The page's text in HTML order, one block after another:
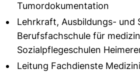
Tumordokumentation
Lehrkraft, Ausbildungs- und
Berufsfachschule für
Sozialpflegeschulen
Leitung Fachdienste